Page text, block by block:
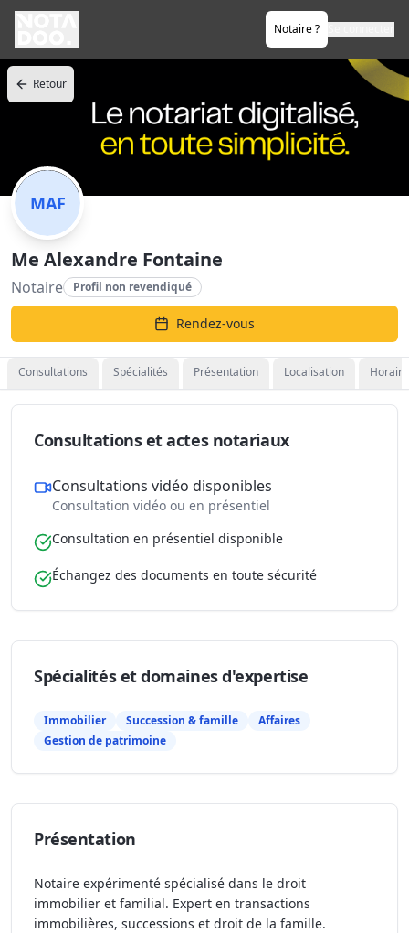
Notaire ?
Retour
MAF
Me Alexandre Fontaine
Notaire Profil non revendiqué
Rendez-vous
Consultations Spécialités Présentation Localisation
Consultations et actes notariaux
Consultations vidéo disponibles
Consultation vidéo ou en présentiel
Consultation en présentiel disponible
Échangez des documents en toute sécurité
Spécialités et domaines d'expertise
Immobilier Succession & famille
Affaires
Gestion de patrimoine
Présentation
Notaire expérimenté spécialisé dans le droit
immobilier et familial. Expert en transactions
immobilières, successions et droit de la famille.